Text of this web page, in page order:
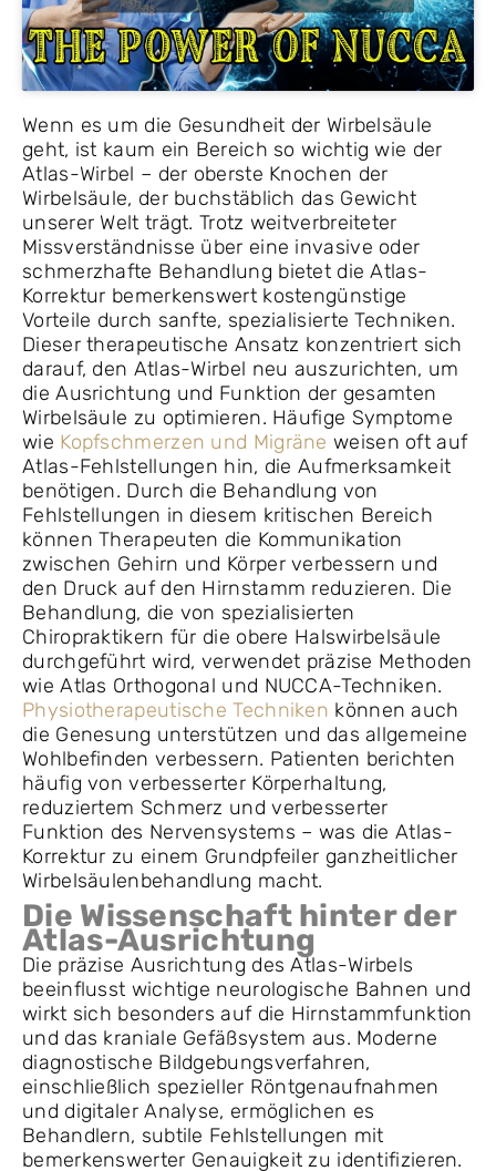
Wenn es um die Gesundheit der Wirbelsäule
geht, ist kaum ein Bereich so wichtig wie der
Atlas-Wirbel – der oberste Knochen der
Wirbelsäule, der buchstäblich das Gewicht
unserer Welt trägt. Trotz weitverbreiteter
Missverständnisse über eine invasive oder
schmerzhafte Behandlung bietet die Atlas-
Korrektur bemerkenswert kostengünstige
Vorteile durch sanfte, spezialisierte Techniken.
Dieser therapeutische Ansatz konzentriert sich
darauf, den Atlas-Wirbel neu auszurichten, um
die Ausrichtung und Funktion der gesamten
Wirbelsäule zu optimieren. Häufige Symptome
wie Kopfschmerzen und Migräne weisen oft auf
Atlas-Fehlstellungen hin, die Aufmerksamkeit
benötigen. Durch die Behandlung von
Fehlstellungen in diesem kritischen Bereich
können Therapeuten die Kommunikation
zwischen Gehirn und Körper verbessern und
den Druck auf den Hirnstamm reduzieren. Die
Behandlung, die von spezialisierten
Chiropraktikern für die obere Halswirbelsäule
durchgeführt wird, verwendet präzise Methoden
wie Atlas Orthogonal und NUCCA-Techniken.
Physiotherapeutische Techniken können auch
die Genesung unterstützen und das allgemeine
Wohlbefinden verbessern. Patienten berichten
häufig von verbesserter Körperhaltung,
reduziertem Schmerz und verbesserter
Funktion des Nervensystems – was die Atlas-
Korrektur zu einem Grundpfeiler ganzheitlicher
Wirbelsäulenbehandlung macht.
Die Wissenschaft hinter der
Atlas-Ausrichtung
Die präzise Ausrichtung des Atlas-Wirbels
beeinflusst wichtige neurologische Bahnen und
wirkt sich besonders auf die Hirnstammfunktion
und das kraniale Gefäßsystem aus. Moderne
diagnostische Bildgebungsverfahren,
einschließlich spezieller Röntgenaufnahmen
und digitaler Analyse, ermöglichen es
Behandlern, subtile Fehlstellungen mit
bemerkenswerter Genauigkeit zu identifizieren.